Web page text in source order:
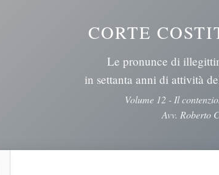
CORTE
Le pronunce di
in settanta anni di attività
Volume 12 - Il
Avv. Roberto